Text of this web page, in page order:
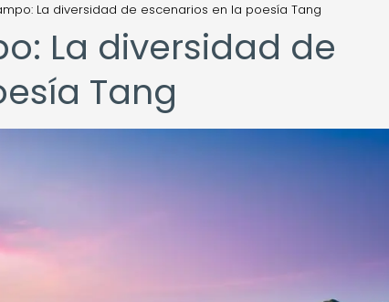
La diversidad de escenarios en la poesía Tang
La diversidad de
Tang